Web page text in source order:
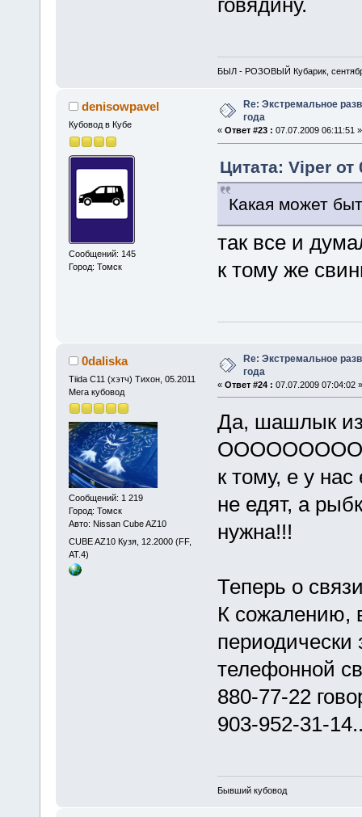
говядину.
БЫЛ - РОЗОВЫЙ Кубарик,
denisowpavel
Кубовод в Кубе
Сообщений: 145
Город: Томск
Re: Экстремальное
года
« Ответ #23 : 07.07.2009 06:11:51 »
Цитата: Viper от
Какая может
так все и
к тому же
0daliska
Tiida C11 (хэтч) Тихон, 05.2011
Мега кубовод
Сообщений: 1 219
Город: Томск
Авто: Nissan Cube AZ10
CUBE AZ10 Кузя, 12.2000 (FF,
АТ.4)
Re: Экстремальное
года
« Ответ #24 : 07.07.2009 07:04:02 »
Да, шашлык
к тому, е у
не едят, а
нужна!!!
Теперь о
К сожалению,
периодически
телефонной
880-77-22
903-952-31-
Бывший кубовод